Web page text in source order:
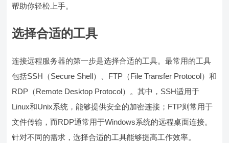
帮助你轻松上手。
选择合适的工具
连接远程服务器的第一步是选择合适的工具。最常用的工具
包括SSH（Secure Shell）、FTP（File Transfer Protocol）和
RDP（Remote Desktop Protocol）。其中，SSH适用于
Linux和Unix系统，能够提供安全的加密连接；FTP则常用于
文件传输，而RDP通常用于Windows系统的远程桌面连接。
针对不同的需求，选择合适的工具能够提高工作效率。